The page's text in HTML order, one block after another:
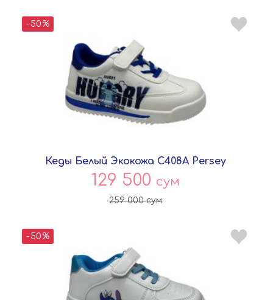
-50%
Кеды Белый Экокожа C408A Persey
129 500 сум
259 000сум
-50%